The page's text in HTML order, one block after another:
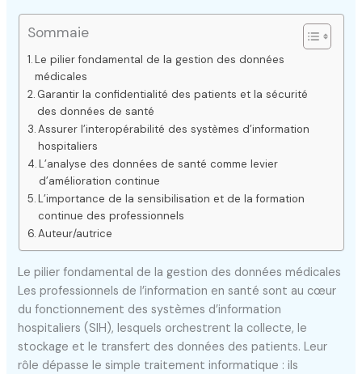
Sommaie
Le pilier fondamental de la gestion des données
médicales
Garantir la confidentialité des patients et la sécurité
des données de santé
Assurer l’interopérabilité des systèmes d’information
hospitaliers
L’analyse des données de santé comme levier
d’amélioration continue
L’importance de la sensibilisation et de la formation
continue des professionnels
Auteur/autrice
Le pilier fondamental de la gestion des données médicales
Les professionnels de l’information en santé sont au cœur
du fonctionnement des systèmes d’information
hospitaliers (SIH), lesquels orchestrent la collecte, le
stockage et le transfert des données des patients. Leur
rôle dépasse le simple traitement informatique : ils